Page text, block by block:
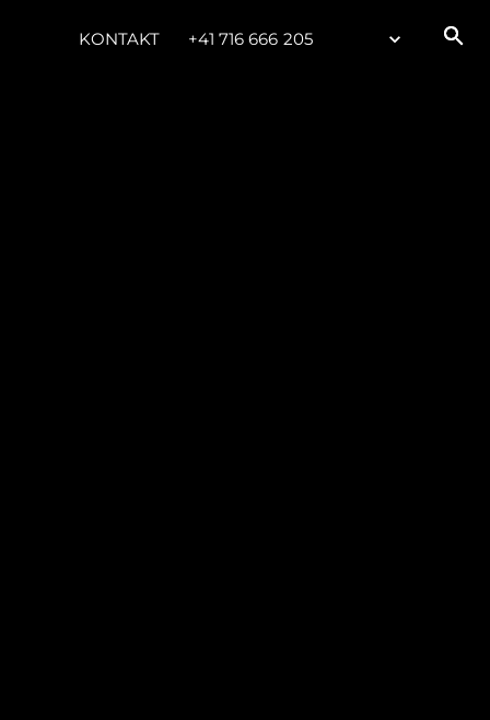
KONTAKT +41 716 666 205